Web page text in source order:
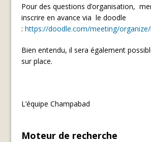
Pour des questions d’organisation,
inscrire en avance via le doodle
:https://doodle.com/meeting/
Bien entendu, il sera également
sur place.
L’équipe Champabad
Moteur de recherche